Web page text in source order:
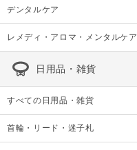
デンタルケア
レメディ・アロマ・メンタルケア
日用品・雑貨
すべての日用品・雑貨
首輪・リード・迷子札